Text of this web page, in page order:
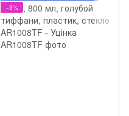
−3%